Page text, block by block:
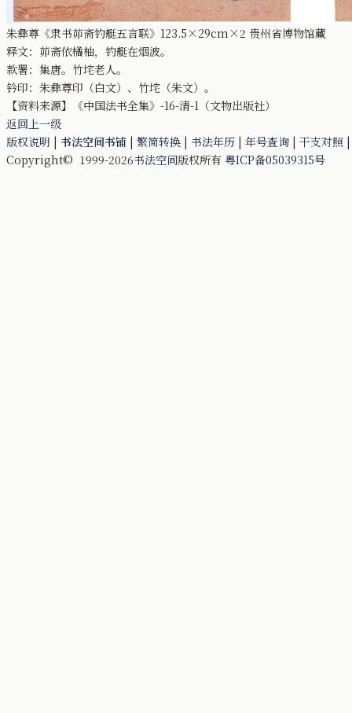
朱彝尊《隶书茆斋钓艇五言联》123.5×29cm×2 贵州省博物馆藏
释文：茆斋依橘柚，钓艇在烟波。
款署：集唐。竹垞老人。
钤印：朱彝尊印（白文）、竹垞（朱文）。
【资料来源】《中国法书全集》-16-清-1（文物出版社）
返回上一级
版权说明 | 书法空间书铺 | 繁简转换 | 书法年历 | 年号查询 | 干支对照
Copyright© 1999-2026书法空间版权所有 粤ICP备05039315号